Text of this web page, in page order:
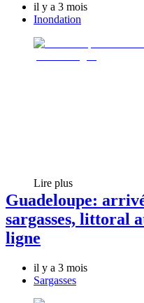
il y a 3 mois
Inondation
Lire plus
Guadeloupe:
sargasses, littoral
ligne
il y a 3 mois
Sargasses